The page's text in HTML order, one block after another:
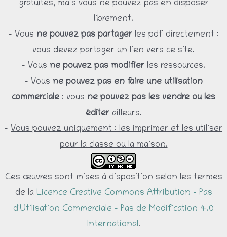
gratuites, mais vous ne pouvez pas en disposer
librement.
– Vous ne pouvez pas partagerles pdf directement :
vous devez partager un lien vers ce site.
– Vous ne pouvez pas modifier les ressources.
– Vous ne pouvez pas en faire une utilisation
commerciale : vous ne pouvez pas les vendre ou les
éditerailleurs.
- Vous pouvez uniquement : les imprimer et les utiliser
pour la classe ou la maison.
Ces œuvres sont mises à disposition selon les termes
de la Licence Creative Commons Attribution - Pas
d'Utilisation Commerciale - Pas de Modification 4.0
International.